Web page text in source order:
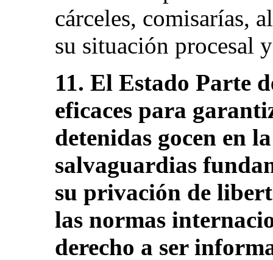
cárceles, comisarías,
su situación procesal
11. El Estado Parte
eficaces para
detenidas gocen en
salvaguardias
su privación de
las normas
derecho a ser